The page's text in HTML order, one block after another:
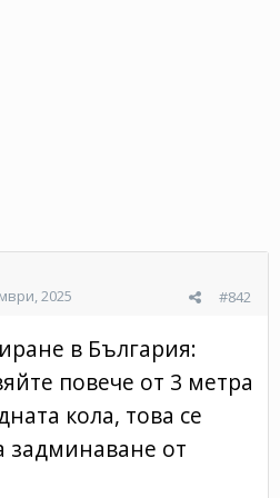
#842
2025
в България:
повече от 3 метра
кола, това се
задминаване от